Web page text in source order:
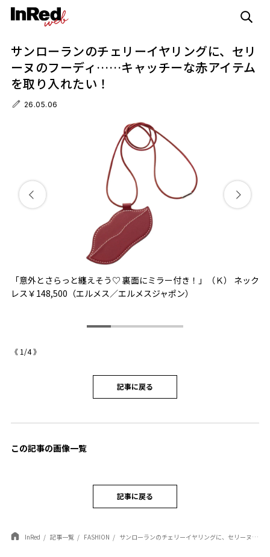
サンローランのチェリーイヤリングに、セリ
ーヌのフーディ……キャッチーな赤アイテム
を取り入れたい！
26.05.06
「意外とさらっと纏えそう♡ 裏面にミラー付き！」（Ｋ） ネック
レス￥148,500（エルメス／エルメスジャポン）
《 1 /4》
記事に戻る
この記事の画像一覧
記事に戻る
InRed 記事一覧 FASHION サンローランのチェリーイヤリングに、セリーヌのフーディ……キャッチーな赤アイテムを取り入れたい！